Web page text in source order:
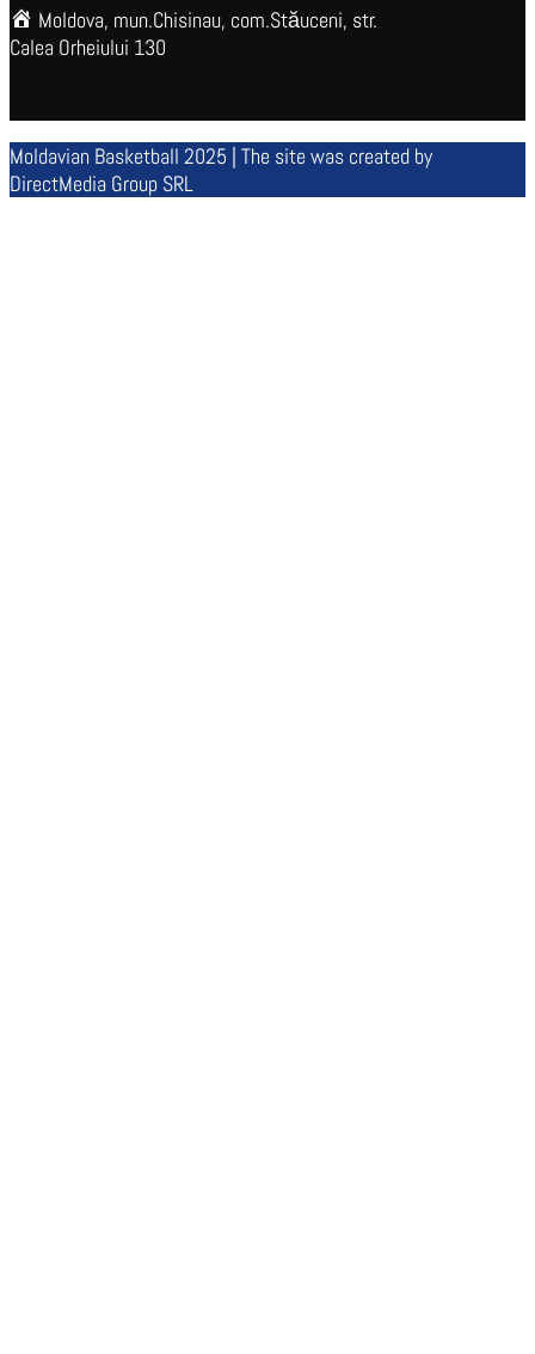
Moldova, mun.Chisinau, com.Stăuceni, str.
Calea Orheiului 130
Moldavian Basketball 2025 | The site was created by
DirectMedia Group SRL